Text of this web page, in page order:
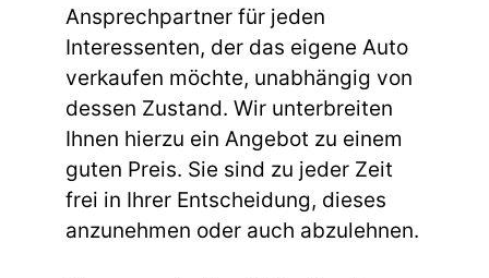
Ansprechpartner für jeden
Interessenten, der das eigene Auto
verkaufen möchte, unabhängig von
dessen Zustand. Wir unterbreiten
Ihnen hierzu ein Angebot zu einem
guten Preis. Sie sind zu jeder Zeit
frei in Ihrer Entscheidung, dieses
anzunehmen oder auch abzulehnen.